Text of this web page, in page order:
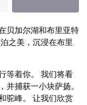
贝加尔湖和布里亚特
之美，沉浸在布里
等着你。 我们将看
并捕获一小块萨扬。
驼峰。 让我们欣赏